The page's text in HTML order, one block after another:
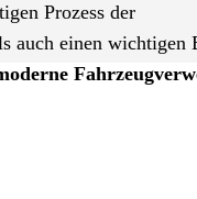
Prozess der
auch einen wichtigen